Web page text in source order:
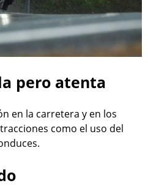
pero atenta
en la carretera y en los
como el uso del